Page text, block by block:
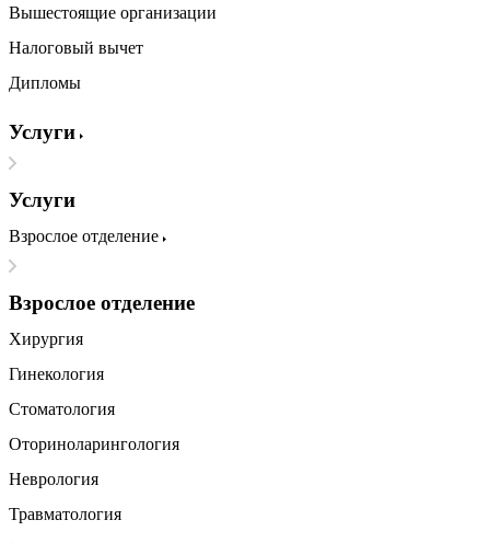
Вышестоящие организации
Налоговый вычет
Дипломы
Услуги
Услуги
Взрослое отделение
Взрослое отделение
Хирургия
Гинекология
Стоматология
Оториноларингология
Неврология
Травматология